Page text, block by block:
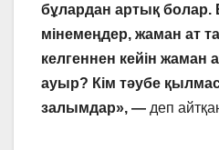
бұлардан артық болар.
мінемеңдер, жаман ат
келгеннен кейін жаман
ауыр? Кім тәубе
залымдар», — деп